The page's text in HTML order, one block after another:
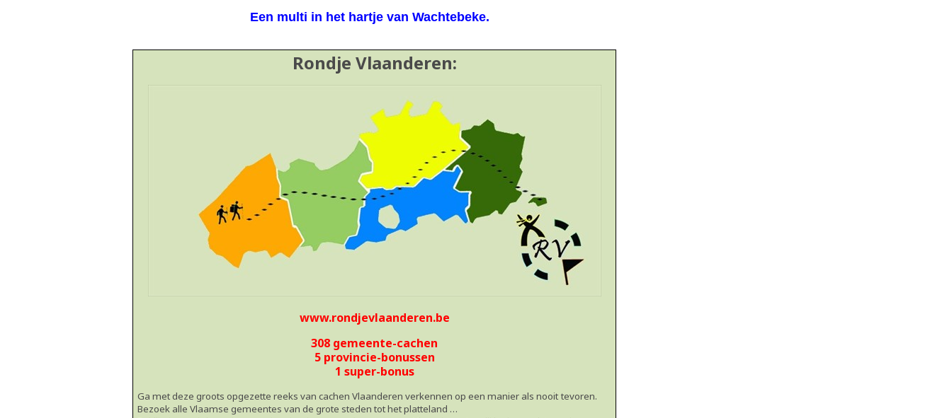
Een multi in het hartje van Wachtebeke.
Rondje Vlaanderen:
www.rondjevlaanderen.be
308 gemeente-cachen
5 provincie-bonussen
1 super-bonus
Ga met deze groots opgezette reeks van cachen Vlaanderen verkennen op een manier als nooit tevoren.
Bezoek alle Vlaamse gemeentes van de grote steden tot het platteland …